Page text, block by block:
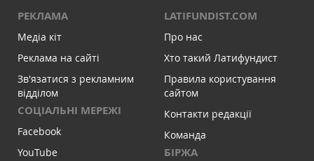
РЕКЛАМА
Медіа кіт
Реклама на сайті
Зв'язатися з рекламним
відділом
СОЦІАЛЬНІ МЕРЕЖІ
Facebook
YouTube
LATIFUNDIST.COM
Про нас
Хто такий Латифундист
Правила користування
сайтом
Контакти редакції
Команда
БІРЖА